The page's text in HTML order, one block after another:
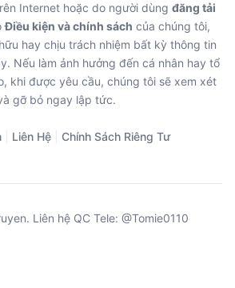
Internet hoặc do người dùng đăng tải
Điều kiện và chính sách của chúng tôi,
hay chịu trách nhiệm bất kỳ thông tin
Nếu làm ảnh hưởng đến cá nhân hay tổ
khi được yêu cầu, chúng tôi sẽ xem xét
gỡ bỏ ngay lập tức.
Liên Hệ Chính Sách Riêng Tư
Liên hệ QC Tele: @Tomie0110